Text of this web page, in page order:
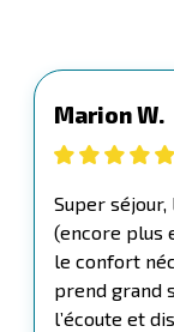
Marion W.
Super
(encore plus
le confort
prend grand
l’écoute et